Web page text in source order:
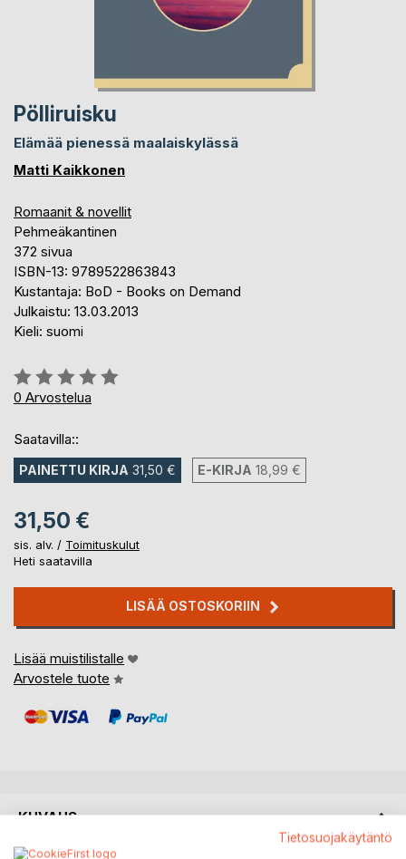
Pölliruisku
Elämää pienessä maalaiskylässä
Matti Kaikkonen
Romaanit & novellit
Pehmeäkantinen
372 sivua
ISBN-13: 9789522863843
Kustantaja: BoD - Books on Demand
Julkaistu: 13.03.2013
Kieli: suomi
Arvostelu::
0%
0 Arvostelua
Saatavilla::
PAINETTU KIRJA 31,50 € E-KIRJA 18,99 €
31,50 €
sis. alv. / Toimituskulut
Heti saatavilla
LISÄÄ OSTOSKORIIN
Lisää muistilistalle
Arvostele tuote
KUVAUS
Tietosuojakäytäntö